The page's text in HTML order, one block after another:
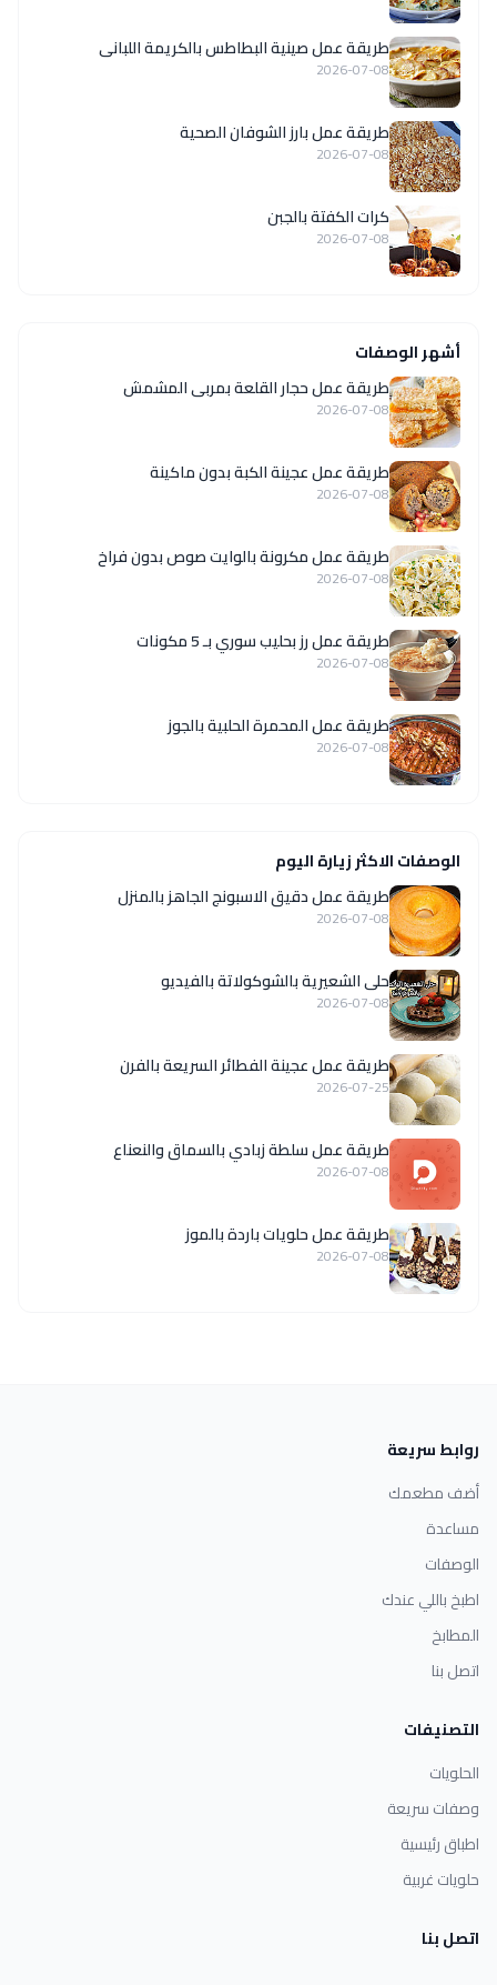
طريقة عمل صينية البطاطس بالكريمة اللبانى
2026-07-08
طريقة عمل بارز الشوفان الصحية
2026-07-08
كرات الكفتة بالجبن
2026-07-08
أشهر الوصفات
طريقة عمل حجار القلعة بمربى المشمش
2026-07-08
طريقة عمل عجينة الكبة بدون ماكينة
2026-07-08
طريقة عمل مكرونة بالوايت صوص بدون فراخ
2026-07-08
طريقة عمل رز بحليب سوري بـ 5 مكونات
2026-07-08
طريقة عمل المحمرة الحلبية بالجوز
2026-07-08
الوصفات الاكثر زيارة اليوم
طريقة عمل دقيق الاسبونج الجاهز بالمنزل
2026-07-08
حلى الشعيرية بالشوكولاتة بالفيديو
2026-07-08
طريقة عمل عجينة الفطائر السريعة بالفرن
2026-07-25
طريقة عمل سلطة زبادي بالسماق والنعناع
2026-07-08
طريقة عمل حلويات باردة بالموز
2026-07-08
روابط سريعة
أضف مطعمك
مساعدة
الوصفات
اطبخ باللي عندك
المطابخ
اتصل بنا
التصنيفات
الحلويات
وصفات سريعة
اطباق رئيسية
حلويات غربية
اتصل بنا